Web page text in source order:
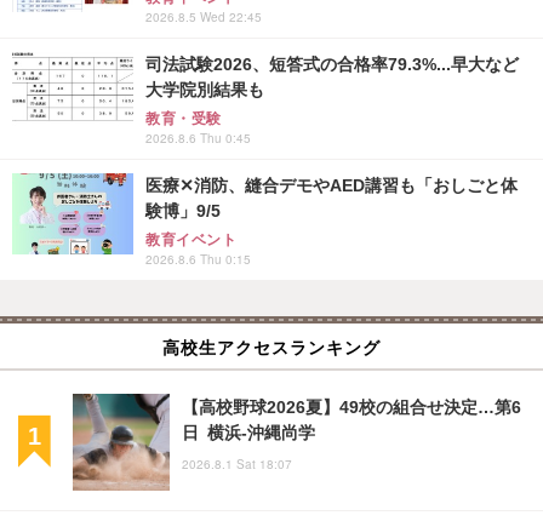
2026.8.5 Wed 22:45
司法試験2026、短答式の合格率79.3%...早大など
大学院別結果も
教育・受験
2026.8.6 Thu 0:45
医療✕消防、縫合デモやAED講習も「おしごと体
験博」9/5
教育イベント
2026.8.6 Thu 0:15
高校生アクセスランキング
【高校野球2026夏】49校の組合せ決定…第6
日 横浜-沖縄尚学
2026.8.1 Sat 18:07